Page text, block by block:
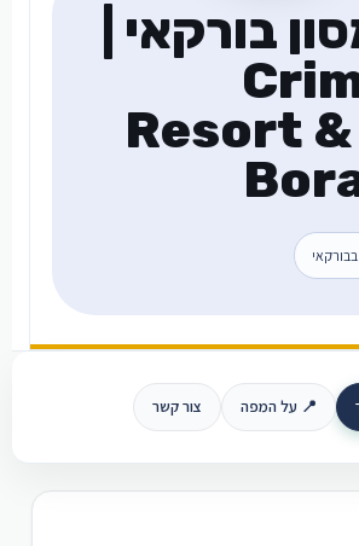
בורקאי |
Resort &
📍 על המפה צור קשר